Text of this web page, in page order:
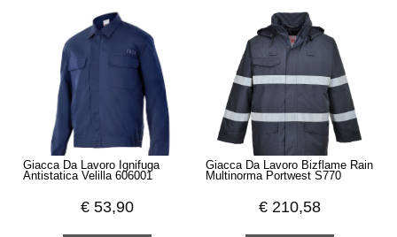
Giacca Da Lavoro Ignifuga
Antistatica Velilla 606001
€ 53,90
Giacca Da Lavoro Bizflame Rain
Multinorma Portwest S770
€ 210,58